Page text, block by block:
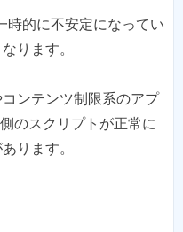
時的に不安定になってい
ります。
ンテンツ制限系のアプ
のスクリプトが正常に
ります。